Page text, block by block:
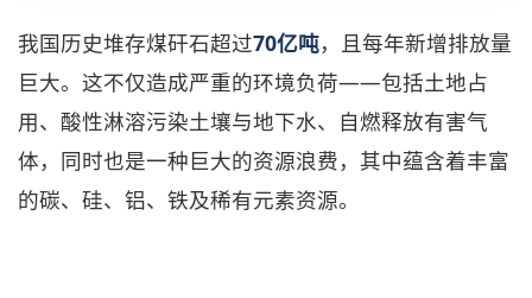
我国历史堆存煤矸石超过70亿吨，且每年新增排放量
巨大。这不仅造成严重的环境负荷——包括土地占
用、酸性淋溶污染土壤与地下水、自燃释放有害气
体，同时也是一种巨大的资源浪费，其中蕴含着丰富
的碳、硅、铝、铁及稀有元素资源。